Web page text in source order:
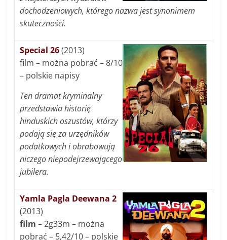
dochodzeniowych, którego nazwa jest synonimem
skuteczności.
Special 26(2013)
film – można pobrać – 8/10
– polskie napisy
Ten dramat kryminalny
przedstawia historię
hinduskich oszustów, którzy
podają się za urzędników
podatkowych i obrabowują
niczego niepodejrzewającego
jubilera.
Yamla Pagla Deewana 2
(2013)
film – 2g33m – można
pobrać – 5,42/10 – polskie